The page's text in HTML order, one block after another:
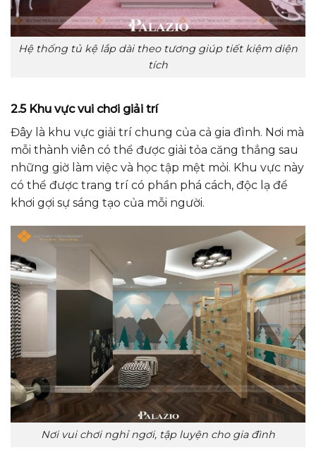
Hệ thống tủ kệ lắp dài theo tương giúp tiết kiệm diện
tích
2.5 Khu vực vui chơi giải trí
Đây là khu vực giải trí chung của cả gia đình. Nơi mà
mỗi thành viên có thể được giải tỏa căng thẳng sau
những giờ làm việc và học tập mệt mỏi. Khu vực này
có thể được trang trí có phần phá cách, độc lạ để
khơi gợi sự sáng tạo của mỗi người.
Nơi vui chơi nghỉ ngơi, tập luyện cho gia đình